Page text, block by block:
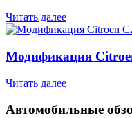
Читать далее
Модификация
Читать далее
Автомобильные